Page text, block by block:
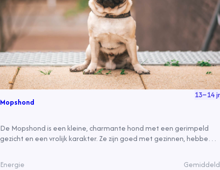
Mopshond
13–14jr
De Mopshond is een kleine, charmante hond met een gerimpeld
gezicht en een vrolijk karakter. Ze zijn goed met gezinnen, hebben
Energie Gemiddeld